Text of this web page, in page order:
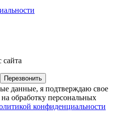
сайта
Перезвонить
данные, я подтверждаю свое
обработку персональных
конфиденциальности